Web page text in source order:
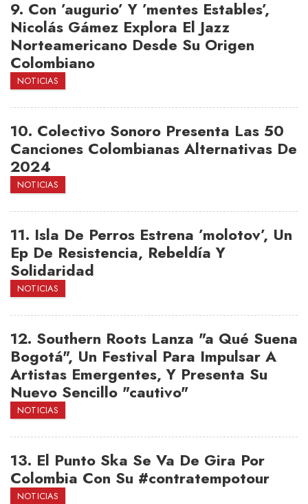
9. Con ’augurio’ Y ’mentes Estables’,
Nicolás Gámez Explora El Jazz
Norteamericano Desde Su Origen
Colombiano
NOTICIAS
10. Colectivo Sonoro Presenta Las 50
Canciones Colombianas Alternativas De
2024
NOTICIAS
11. Isla De Perros Estrena ’molotov’, Un
Ep De Resistencia, Rebeldía Y
Solidaridad
NOTICIAS
12. Southern Roots Lanza "a Qué Suena
Bogotá", Un Festival Para Impulsar A
Artistas Emergentes, Y Presenta Su
Nuevo Sencillo "cautivo"
NOTICIAS
13. El Punto Ska Se Va De Gira Por
Colombia Con Su #contratempotour
NOTICIAS